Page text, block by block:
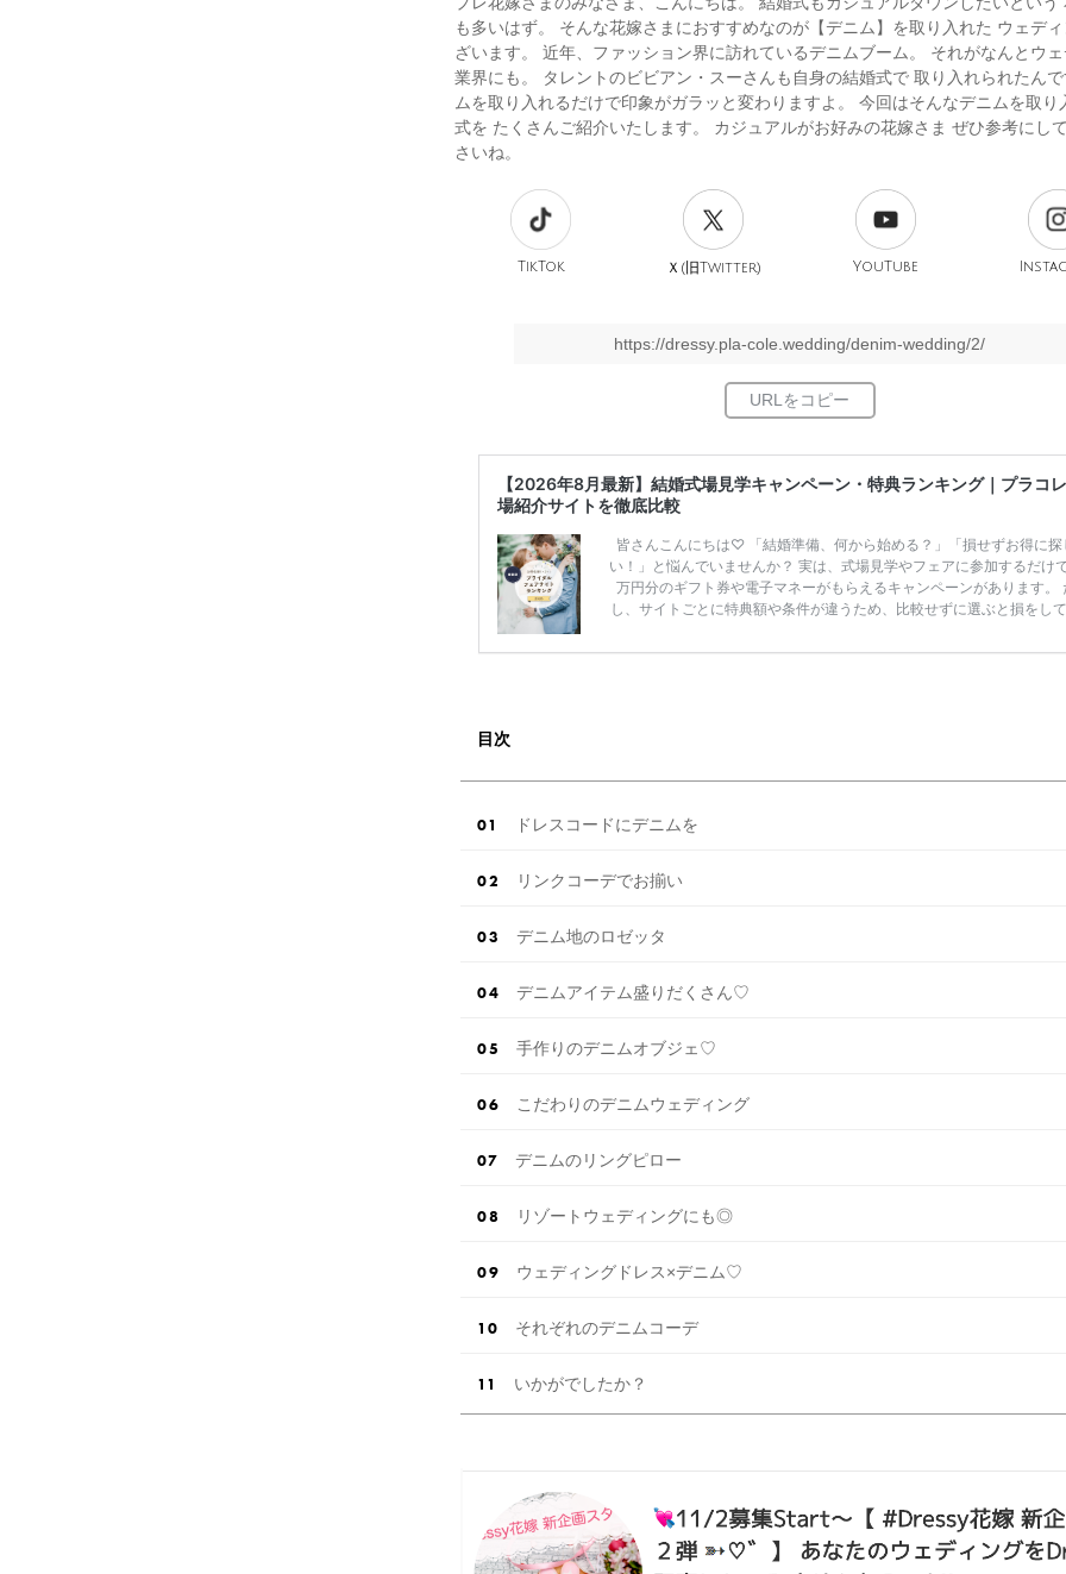
も多いはず。 そんな花嫁さまにおすすめなのが【デニム】を取り入れた ウェデ
ざいます。 近年、ファッション界に訪れているデニムブーム。 それがなんとウ
業界にも。 タレントのビビアン・スーさんも自身の結婚式で 取り入れられたんで
ムを取り入れるだけで印象がガラッと変わりますよ。 今回はそんなデニムを取り
式を たくさんご紹介いたします。 カジュアルがお好みの花嫁さま ぜひ参考にし
さいね。
TikTok Ｘ(旧Twitter) YouTube
https://dressy.pla-cole.wedding/denim-wedding/2/
【2026年8月最新】結婚式場見学キャンペーン・特典ランキング｜プラコ
場紹介サイトを徹底比較
皆さんこんにちは♡ 「結婚準備、何から始める？」「損せずお得に探
い！」と悩んでいませんか？ 実は、式場見学やフェアに参加するだけ
万円分のギフト券や電子マネーがもらえるキャンペーンがあります。
し、サイトごとに特典額や条件が違うため、比較せずに選ぶと損をし
ンペーン特典ランキングを公開！ 比較サイト：プラコレ、ゼクシィ、
目次
ドレスコードにデニムを
リンクコーデでお揃い
デニム地のロゼッタ
デニムアイテム盛りだくさん♡
手作りのデニムオブジェ♡
こだわりのデニムウェディング
デニムのリングピロー
リゾートウェディングにも◎
ウェディングドレス×デニム♡
それぞれのデニムコーデ
いかがでしたか？